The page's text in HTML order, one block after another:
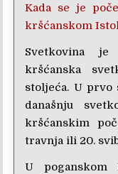
Kada se je
kršćanskom
Svetkovina je
kršćanska
stoljeća. U prvo
današnju
kršćanskim
travnja ili 20.
U poganskom